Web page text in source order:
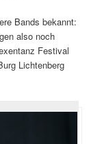
Bands bekannt:
also noch
Festival
Lichtenberg